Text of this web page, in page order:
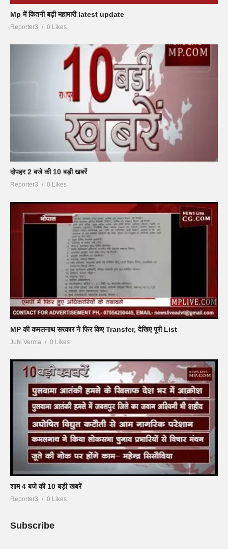
Mp में कितनी बढ़ी महामारी latest update
Reporter3 0 Likes
दोपहर 2 बजे की 10 बड़ी खबरें
Reporter3 0 Likes
MP की कमलनाथ सरकार ने फिर किए Transfer, देखिए पूरी List
Juhi Verma 0 Likes
शाम 4 बजे की 10 बड़ी खबरें
Reporter3 0 Likes
Subscribe